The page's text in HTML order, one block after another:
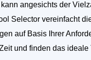
angesichts der
Selector vereinfacht
auf Basis Ihrer
und finden das ideale